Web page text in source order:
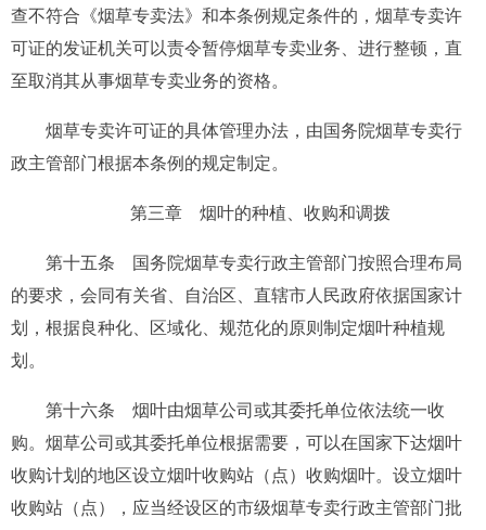
查不符合《烟草专卖法》和本条例规定条件的，烟草专卖许
可证的发证机关可以责令暂停烟草专卖业务、进行整顿，直
至取消其从事烟草专卖业务的资格。
烟草专卖许可证的具体管理办法，由国务院烟草专卖行
政主管部门根据本条例的规定制定。
第三章 烟叶的种植、收购和调拨
第十五条 国务院烟草专卖行政主管部门按照合理布局
的要求，会同有关省、自治区、直辖市人民政府依据国家计
划，根据良种化、区域化、规范化的原则制定烟叶种植规
划。
第十六条 烟叶由烟草公司或其委托单位依法统一收
购。烟草公司或其委托单位根据需要，可以在国家下达烟叶
收购计划的地区设立烟叶收购站（点）收购烟叶。设立烟叶
收购站（点），应当经设区的市级烟草专卖行政主管部门批